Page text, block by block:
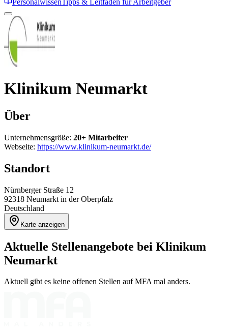
PersonalwissenTipps & Leitfäden für Arbeitgeber
Klinikum Neumarkt
Über
Unternehmensgröße: 20+ Mitarbeiter
Webseite: https://www.klinikum-neumarkt.de/
Standort
Nürnberger Straße 12
92318 Neumarkt in der Oberpfalz
Deutschland
Karte anzeigen
Aktuelle Stellenangebote bei Klinikum
Neumarkt
Aktuell gibt es keine offenen Stellen auf MFA mal anders.